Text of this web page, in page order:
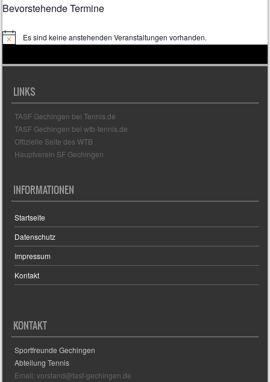
Bevorstehende Termine
H
Es sind keine anstehenden Veranstaltungen vorhanden.
LINKS
TASF Gechingen bei Tennis.de
TASF Gechingen bei wtb-tennis.de
Offizielle Seite des WTB
Hauptverein SF Gechingen
INFORMATIONEN
Startseite
Datenschutz
Impressum
Kontakt
KONTAKT
Sportfreunde Gechingen
Abteilung Tennis
Email: vorstand@tasf-gechingen.de